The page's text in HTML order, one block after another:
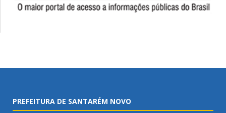
PREFEITURA DE SANTARÉM NOVO